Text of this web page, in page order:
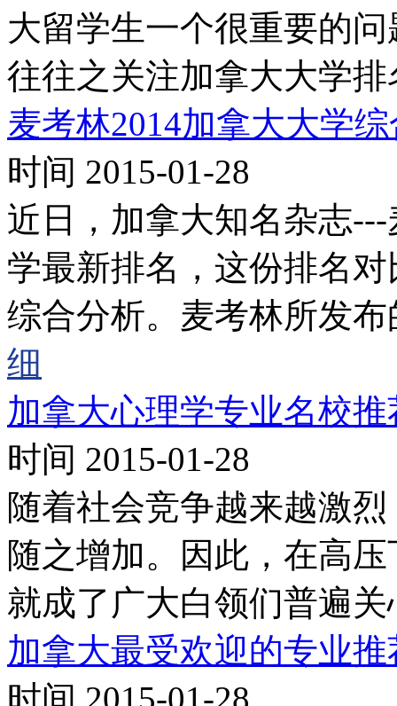
大留学生一个很重要的
往往之关注加拿大大学
麦考林2014加拿大大学
时间 2015-01-28
近日，加拿大知名杂志
学最新排名，这份排名
综合分析。麦考林所发
细
加拿大心理学专业名校推
时间 2015-01-28
随着社会竞争越来越激
随之增加。因此，在高
就成了广大白领们普遍
加拿大最受欢迎的专业推
时间 2015-01-28